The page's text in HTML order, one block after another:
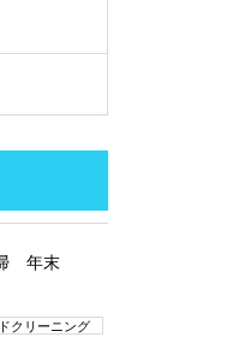
年末
クリーニング